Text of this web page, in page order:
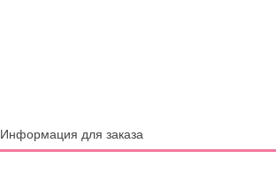
Информация для заказа